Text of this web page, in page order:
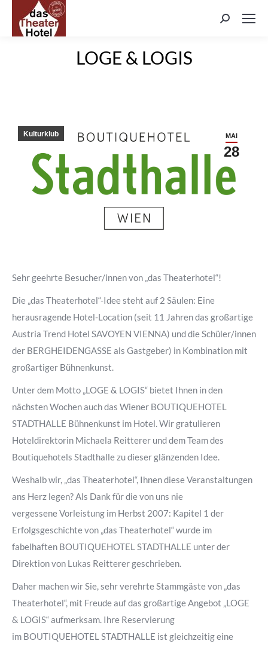
Search:
LOGE & LOGIS
MAI
28
Kulturklub
Sehr geehrte Besucher/innen von „das Theaterhotel“!
Die „das Theaterhotel“-Idee steht auf 2 Säulen: Eine
herausragende Hotel-Location (seit 11 Jahren das großartige
Austria Trend Hotel SAVOYEN VIENNA) und die Schüler/innen
der BERGHEIDENGASSE als Gastgeber) in Kombination mit
großartiger Bühnenkunst.
Unter dem Motto „LOGE & LOGIS“ bietet Ihnen in den
nächsten Wochen auch das Wiener BOUTIQUEHOTEL
STADTHALLE Bühnenkunst im Hotel. Wir gratulieren
Hoteldirektorin Michaela Reitterer und dem Team des
Boutiquehotels Stadthalle zu dieser glänzenden Idee.
Weshalb wir, „das Theaterhotel“, Ihnen diese Veranstaltungen
ans Herz legen? Als Dank für die von uns nie
vergessene Vorleistung im Herbst 2007: Kapitel 1 der
Erfolgsgeschichte von „das Theaterhotel“ wurde im
fabelhaften BOUTIQUEHOTEL STADTHALLE unter der
Direktion von Lukas Reitterer geschrieben.
Daher machen wir Sie, sehr verehrte Stammgäste von „das
Theaterhotel“, mit Freude auf das großartige Angebot „LOGE
& LOGIS“ aufmerksam. Ihre Reservierung
im BOUTIQUEHOTEL STADTHALLE ist gleichzeitig eine